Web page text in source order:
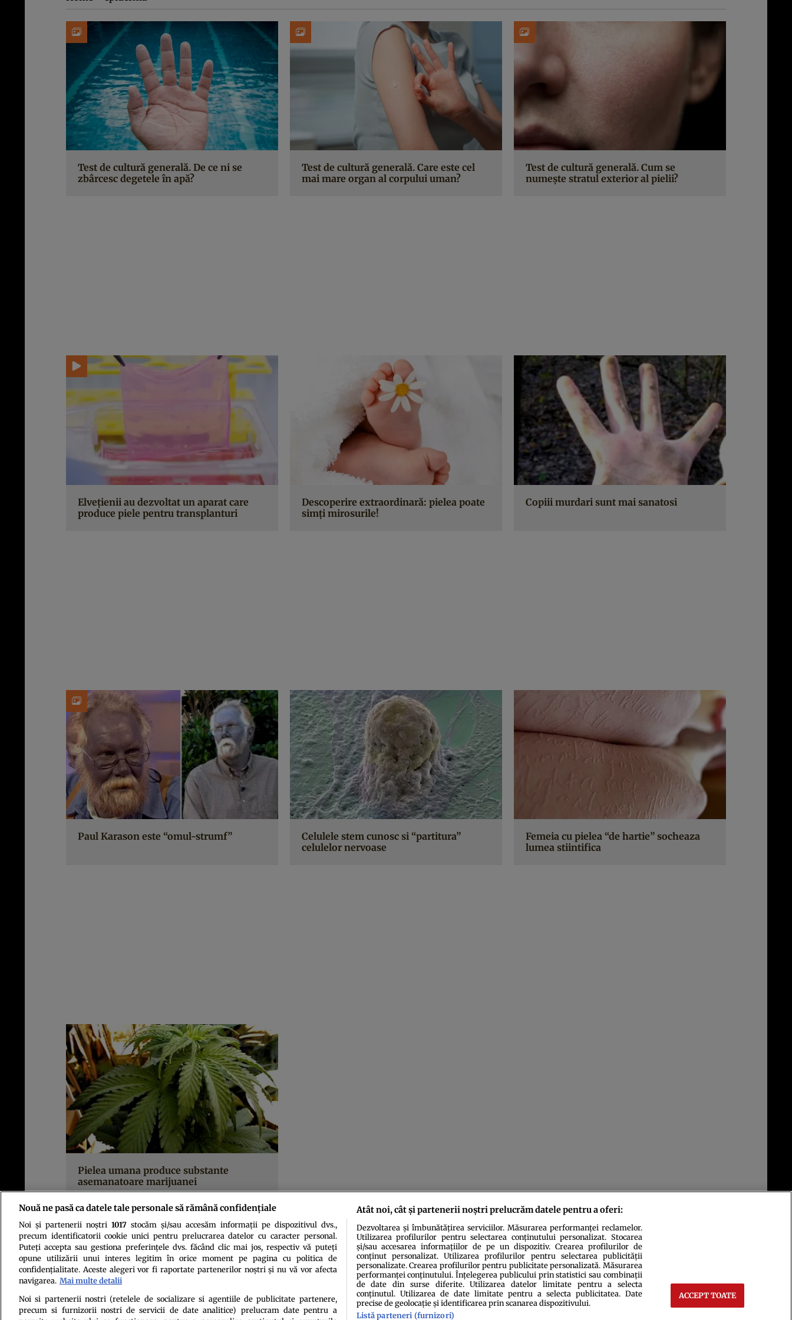
Test de cultură generală. De ce ni se
zbârcesc degetele în apă?
Test de cultură generală. Care este cel
mai mare organ al corpului uman?
Test de cultură generală. Cum se
numește stratul exterior al pielii?
Elvețienii au dezvoltat un aparat care
produce piele pentru transplanturi
Descoperire extraordinară: pielea poate
simţi mirosurile!
Copiii murdari sunt mai sanatosi
Paul Karason este “omul-strumf”
Celulele stem cunosc si “partitura”
celulelor nervoase
Femeia cu pielea “de hartie” socheaza
lumea stiintifica
Pielea umana produce substante
asemanatoare marijuanei
Politica de confidenţialitatePolitica de cookiesTermeni şi condiţii Echipa redacțională ContactSetări Cookies
Nouă ne pasă ca datele tale personale să rămână confidențiale
Noi și partenerii noștri 1017stocăm și/sau accesăm informații pe dispozitivul dvs.,
precum identificatorii cookie unici pentru prelucrarea datelor cu caracter personal.
Puteți accepta sau gestiona preferințele dvs. făcând clic mai jos, respectiv vă puteți
opune utilizării unui interes legitim în orice moment pe pagina cu politica de
confidențialitate. Aceste alegeri vor fi raportate partenerilor noștri și nu vă vor afecta
navigarea. Mai multe detalii
Noi si partenerii nostri (retelele de socializare si agentiile de publicitate partenere,
precum si furnizorii nostri de servicii de date analitice) prelucram date pentru a
Atât noi, cât și partenerii noștri prelucrăm datele pentru a oferi:
Dezvoltarea și îmbunătățirea serviciilor. Măsurarea performanței reclamelor.
Utilizarea profilurilor pentru selectarea conținutului personalizat. Stocarea
și/sau accesarea informațiilor de pe un dispozitiv. Crearea profilurilor de
conținut personalizat. Utilizarea profilurilor pentru selectarea publicității
personalizate. Crearea profilurilor pentru publicitate personalizată. Măsurarea
performanței conținutului. Înțelegerea publicului prin statistici sau combinații
de date din surse diferite. Utilizarea datelor limitate pentru a selecta
conținutul. Utilizarea de date limitate pentru a selecta publicitatea. Date
precise de geolocație și identificarea prin scanarea dispozitivului.
Listă parteneri (furnizori)
ACCEPT TOATE